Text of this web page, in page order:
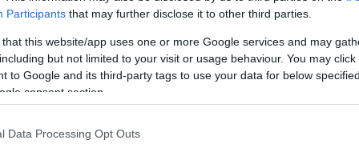
Participants that may further disclose it to other third parties.
that this website/app uses one or more Google services and may
but not limited to your visit or usage behaviour. You may
to Google and its third-party tags to use your data for below
consent section.
Data Processing Opt Outs
képviselni azt, amiben hiszek és amit tudok.
az elveiddel?
ez nem egy verseny, a szisztéma ugyanaz.
szintű szakmai színvonalat képviselnek,
köztük, s a végén mégis csak egy győztes lesz.